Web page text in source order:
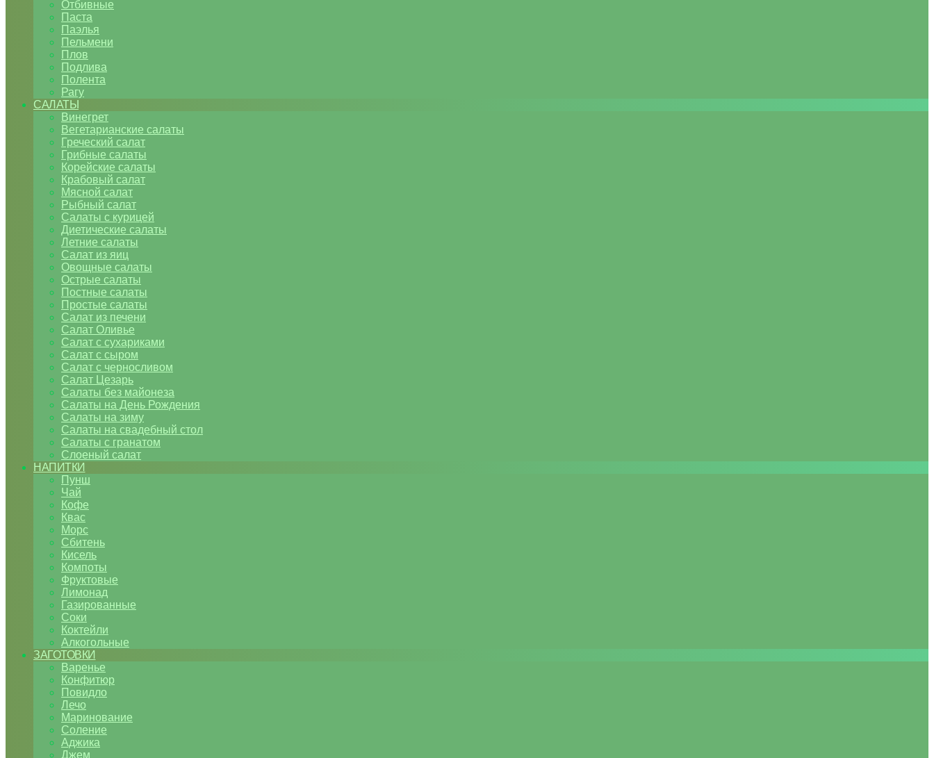
Отбивные
Паста
Паэлья
Пельмени
Плов
Подлива
Полента
Рагу
САЛАТЫ
Винегрет
Вегетарианские салаты
Греческий салат
Грибные салаты
Корейские салаты
Крабовый салат
Мясной салат
Рыбный салат
Салаты с курицей
Диетические салаты
Летние салаты
Салат из яиц
Овощные салаты
Острые салаты
Постные салаты
Простые салаты
Салат из печени
Салат Оливье
Салат с сухариками
Салат с сыром
Салат с черносливом
Салат Цезарь
Салаты без майонеза
Салаты на День Рождения
Салаты на зиму
Салаты на свадебный стол
Салаты с гранатом
Слоеный салат
НАПИТКИ
Пунш
Чай
Кофе
Квас
Морс
Сбитень
Кисель
Компоты
Фруктовые
Лимонад
Газированные
Соки
Коктейли
Алкогольные
ЗАГОТОВКИ
Варенье
Конфитюр
Повидло
Лечо
Маринование
Соление
Аджика
Джем